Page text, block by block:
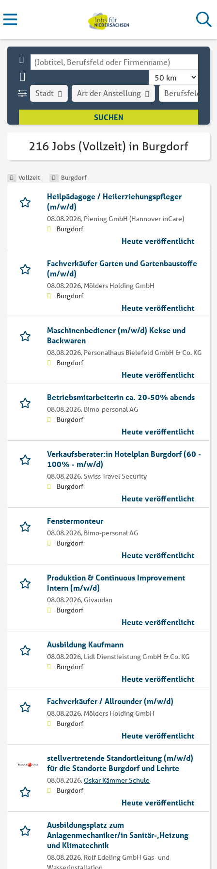
Stadt Art der Anstellung Berufsfeld
216 Jobs (Vollzeit) in Burgdorf
Vollzeit Burgdorf
Heilpädagoge / Heilerziehungspfleger
(m/w/d)
08.08.2026, Piening GmbH (Hannover inCare)
Burgdorf
Heute veröffentlicht
Fachverkäufer Garten und Gartenbaustoffe
(m/w/d)
08.08.2026, Mölders Holding GmbH
Burgdorf
Heute veröffentlicht
Maschinenbediener (m/w/d) Kekse und
Backwaren
08.08.2026, Personalhaus Bielefeld GmbH & Co. KG
Burgdorf
Heute veröffentlicht
Betriebsmitarbeiterin ca. 20-50% abends
08.08.2026, Bimo-personal AG
Burgdorf
Heute veröffentlicht
Verkaufsberater:in Hotelplan Burgdorf (60 -
100% - m/w/d)
08.08.2026,Swiss Travel Security
Burgdorf
Heute veröffentlicht
Fenstermonteur
08.08.2026, Bimo-personal AG
Burgdorf
Heute veröffentlicht
Produktion & Continuous Improvement
Intern (m/w/d)
08.08.2026, Givaudan
Burgdorf
Heute veröffentlicht
Ausbildung Kaufmann
08.08.2026, Lidl Dienstleistung GmbH & Co. KG
Burgdorf
Heute veröffentlicht
Fachverkäufer / Allrounder (m/w/d)
08.08.2026, Mölders Holding GmbH
Burgdorf
Heute veröffentlicht
stellvertretende Standortleitung (m/w/d)
für die Standorte Burgdorf und Lehrte
08.08.2026, Oskar Kämmer Schule
Burgdorf
Heute veröffentlicht
Ausbildungsplatz zum
Anlagenmechaniker/in Sanitär-,Heizung
und Klimatechnik
08.08.2026, Rolf Edeling GmbH Gas- und